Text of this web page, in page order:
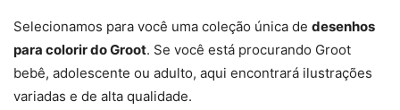
Selecionamos para você uma coleção única de desenhos
para colorir do Groot. Se você está procurando Groot
bebê, adolescente ou adulto, aqui encontrará ilustrações
variadas e de alta qualidade.